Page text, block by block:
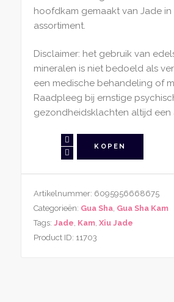
hoofdkam gemaakt van Jade in
assortiment.
Disclaimer: het gebruik van
mineralen is niet bedoeld als
een medische behandeling of
Raadpleeg bij ernstige
gezondheidsklachten altijd een
Jade
Golven
aantal
KOPEN
Artikelnummer: 6095956668675
Categorieën: Gua Sha, Gua Sha Kam
Tags: Jade Kam, Xiu Jade
Product ID: 11703